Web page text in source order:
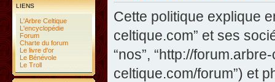
LIENS
L'Arbre Celtique
L'encyclopédie
Forum
Charte du forum
Le livre d'or
Le Bénévole
Le Troll
Cette politique explique
celtique.com” et ses
“nos”, “http://
celtique.com/forum”) et